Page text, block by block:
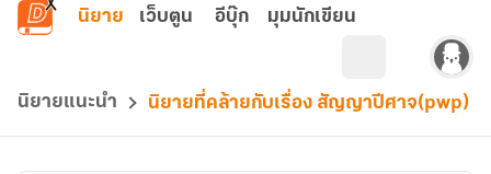
ข้ามไปยังเนื้อหาหลัก
นิยาย เว็บตูน อีบุ๊ก มุมนักเขียน
นิยายแนะนำ นิยายที่คล้ายกับเรื่อง สัญญาปีศาจ(pwp)